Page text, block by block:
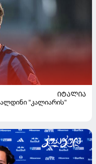
ᲘᲢᲐᲚᲘᲐ
"კალიარის"